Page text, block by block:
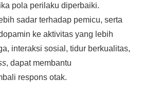
pola perilaku diperbaiki.
sadar terhadap pemicu, serta
ke aktivitas yang lebih
interaksi sosial, tidur berkualitas,
, dapat membantu
respons otak.